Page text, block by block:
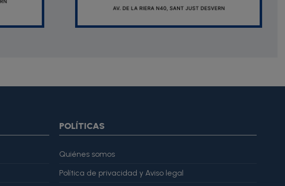
POLÍTICAS
Quiénes somos
Política de privacidad y Aviso legal
"Rating", "ratingValue": 4, "bestRating": 5 }, "reviewBody": "Este producto